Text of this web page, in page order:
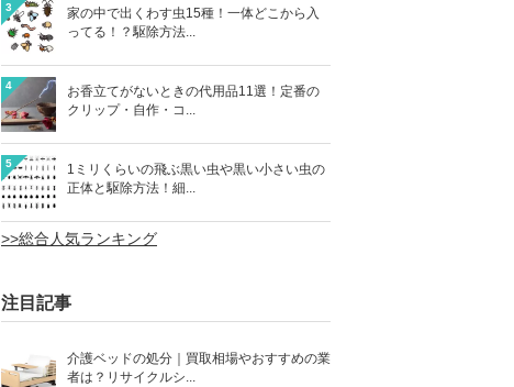
3
家の中で出くわす虫15種！一体どこから入
ってる！？駆除方法...
4
お香立てがないときの代用品11選！定番の
クリップ・自作・コ...
5
1ミリくらいの飛ぶ黒い虫や黒い小さい虫の
正体と駆除方法！細...
>>総合人気ランキング
注目記事
介護ベッドの処分｜買取相場やおすすめの業
者は？リサイクルシ...